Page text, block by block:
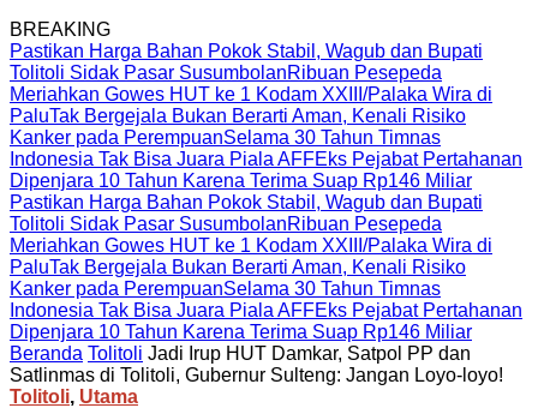
BREAKING
Pastikan Harga Bahan Pokok Stabil, Wagub dan Bupati
Tolitoli Sidak Pasar SusumbolanRibuan Pesepeda
Meriahkan Gowes HUT ke 1 Kodam XXIII/Palaka Wira di
PaluTak Bergejala Bukan Berarti Aman, Kenali Risiko
Kanker pada PerempuanSelama 30 Tahun Timnas
Indonesia Tak Bisa Juara Piala AFFEks Pejabat Pertahanan
Dipenjara 10 Tahun Karena Terima Suap Rp146 Miliar
Pastikan Harga Bahan Pokok Stabil, Wagub dan Bupati
Tolitoli Sidak Pasar SusumbolanRibuan Pesepeda
Meriahkan Gowes HUT ke 1 Kodam XXIII/Palaka Wira di
PaluTak Bergejala Bukan Berarti Aman, Kenali Risiko
Kanker pada PerempuanSelama 30 Tahun Timnas
Indonesia Tak Bisa Juara Piala AFFEks Pejabat Pertahanan
Dipenjara 10 Tahun Karena Terima Suap Rp146 Miliar
Beranda Tolitoli Jadi Irup HUT Damkar, Satpol PP dan
Satlinmas di Tolitoli, Gubernur Sulteng: Jangan Loyo-loyo!
Tolitoli, Utama